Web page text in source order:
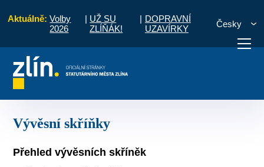
Aktuálně: Volby
2026
| UŽ SU
ZLÍŇÁK!
| DOPRAVNÍ
UZAVÍRKY
Česky
vyřídit Potřebuji zaplatit
Vývěsní skříňky
Přehled vývěsních skříněk